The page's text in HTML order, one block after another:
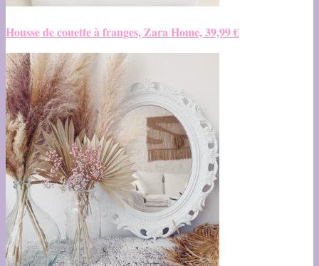
Housse de couette à franges, Zara Home, 39,99 €